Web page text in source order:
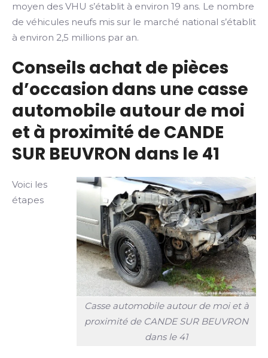
moyen des VHU s’établit à environ 19 ans. Le nombre
de véhicules neufs mis sur le marché national s’établit
à environ 2,5 millions par an.
Conseils achat de pièces
d’occasion dans une casse
automobile autour de moi
et à proximité de CANDE
SUR BEUVRON dans le 41
Casse automobile autour de moi et à
proximité de CANDE SUR BEUVRON
dans le 41
Voici les
étapes